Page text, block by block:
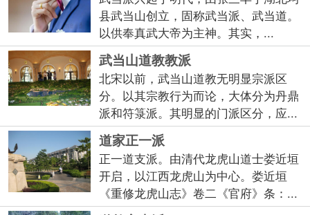
县武当山创立，固称武当派、武当道。
以供奉真武大帝为主神。其实，...
武当山道教教派
北宋以前，武当山道教无明显宗派区
分。以其宗教行为而论，大体分为丹鼎
派和符箓派。其明显的门派区分，应...
道家正一派
正一道支派。由清代龙虎山道士娄近垣
开启，以江西龙虎山为中心。娄近垣
《重修龙虎山志》卷二《官府》条：...